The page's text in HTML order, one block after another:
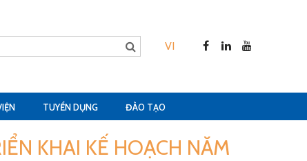
VI
TUYỂN DỤNG ĐÀO TẠO
KHAI KẾ HOẠCH NĂM